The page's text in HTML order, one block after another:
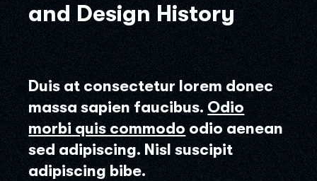
and Design History
Duis at consectetur lorem donec
massa sapien faucibus. Odio
morbi quis commodo odio aenean
sed adipiscing. Nisl suscipit
adipiscing bibe.